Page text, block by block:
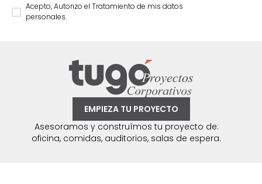
Acepto, Autorizo el Tratamiento de mis datos
personales.
EMPIEZA TU PROYECTO
Asesoramos y construímos tu proyecto de:
oficina, comidas, auditorios, salas de espera.